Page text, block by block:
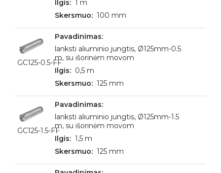
1 m
100 mm
GC125-0.5-FF
lanksti aliuminio jungtis, Ø125mm-0.5
m, su išorinėm movom
0,5 m
125 mm
GC125-1.5-FF
lanksti aliuminio jungtis, Ø125mm-1.5
m, su išorinėm movom
1,5 m
125 mm